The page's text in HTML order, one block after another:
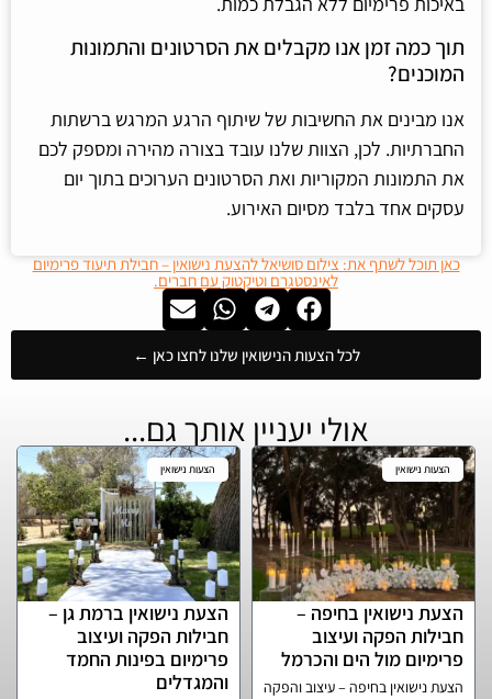
תוך כמה זמן אנו מקבלים את הסרטונים והתמונות
המוכנים?
אנו מבינים את החשיבות של שיתוף הרגע המרגש ברשתות
החברתיות. לכן, הצוות שלנו עובד בצורה מהירה ומספק לכם
את התמונות המקוריות ואת הסרטונים הערוכים בתוך יום
עסקים אחד בלבד מסיום האירוע.
כאן תוכל לשתף את: צילום סושיאל להצעת נישואין – חבילת תיעוד פרימיום
לאינסטגרם וטיקטוק עם חברים.
לכל הצעות הנישואין שלנו לחצו כאן ←
אולי יעניין אותך גם...
הצעות נישואין
הצעת נישואין בחיפה –
חבילות הפקה ועיצוב
פרימיום מול הים והכרמל
הצעת נישואין בחיפה – עיצוב והפקה
הצעות נישואין
הצעת נישואין ברמת גן –
חבילות הפקה ועיצוב
פרימיום בפינות החמד
והמגדלים